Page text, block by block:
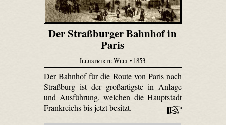
Der Straßburger Bahnhof in
Paris
Illustrirte Welt• 1853
Der Bahnhof für die Route von Paris nach
Straßburg ist der großartigste in Anlage
und Ausführung, welchen die Hauptstadt
Frankreichs bis jetzt besitzt.